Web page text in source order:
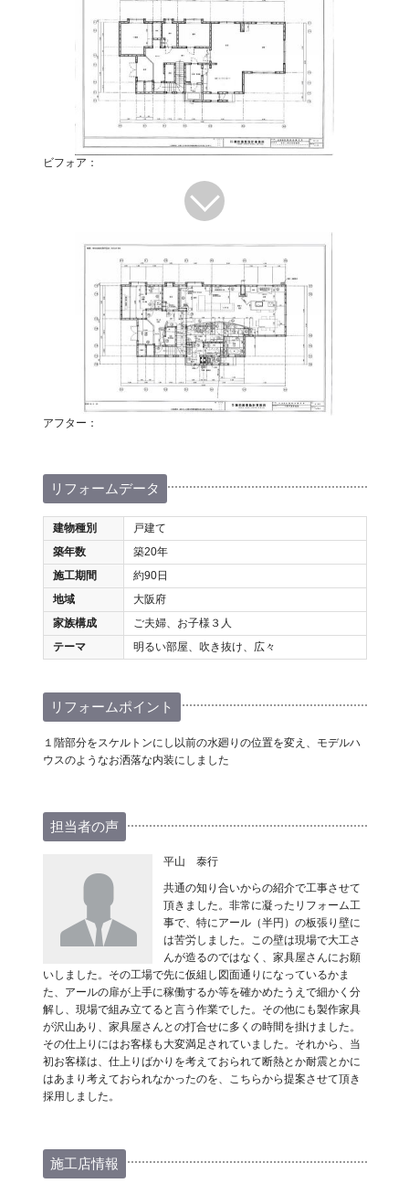
ビフォア：
アフター：
リフォームデータ
建物種別
戸建て
築年数
築20年
施工期間
約90日
地域
大阪府
家族構成
ご夫婦、お子様３人
テーマ
明るい部屋、吹き抜け、広々
リフォームポイント
１階部分をスケルトンにし以前の水廻りの位置を変え、モデルハ
ウスのようなお洒落な内装にしました
担当者の声
平山 泰行
共通の知り合いからの紹介で工事させて
頂きました。非常に凝ったリフォーム工
事で、特にアール（半円）の板張り壁に
は苦労しました。この壁は現場で大工さ
んが造るのではなく、家具屋さんにお願
いしました。その工場で先に仮組し図面通りになっているかま
た、アールの扉が上手に稼働するか等を確かめたうえで細かく分
解し、現場で組み立てると言う作業でした。その他にも製作家具
が沢山あり、家具屋さんとの打合せに多くの時間を掛けました。
その仕上りにはお客様も大変満足されていました。それから、当
初お客様は、仕上りばかりを考えておられて断熱とか耐震とかに
はあまり考えておられなかったのを、こちらから提案させて頂き
採用しました。
施工店情報